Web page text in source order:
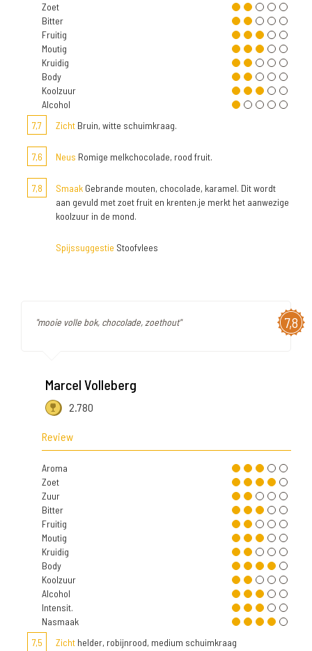
Zoet
Bitter
Fruitig
Moutig
Kruidig
Body
Koolzuur
Alcohol
7,7
Zicht Bruin, witte schuimkraag.
7,6 Neus Romige melkchocolade, rood fruit.
7,8 Smaak Gebrande mouten, chocolade, karamel. Dit wordt
aan gevuld met zoet fruit en krenten.je merkt het aanwezige
koolzuur in de mond.
Spijssuggestie Stoofvlees
7,8
"mooie volle bok, chocolade, zoethout"
Marcel Volleberg
2.780
Review
Aroma
Zoet
Zuur
Bitter
Fruitig
Moutig
Kruidig
Body
Koolzuur
Alcohol
Intensit.
Nasmaak
7,5
Zicht helder, robijnrood, medium schuimkraag